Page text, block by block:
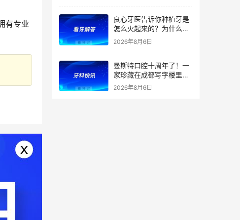
有专业
良心牙医告诉你种植牙是
怎么火起来的？为什么替
代了假牙？
2026年8月6日
曼斯特口腔十周年了！一
家珍藏在成都写字楼里的
技术店
2026年8月6日